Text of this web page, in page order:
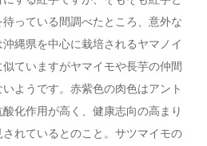
っている間調べたところ、意外な
縄県を中心に栽培されるヤマノイ
ていますがヤマイモや長芋の仲間
ようです。赤紫色の肉色はアント
化作用が高く、健康志向の高まり
れているとのこと。サツマイモの